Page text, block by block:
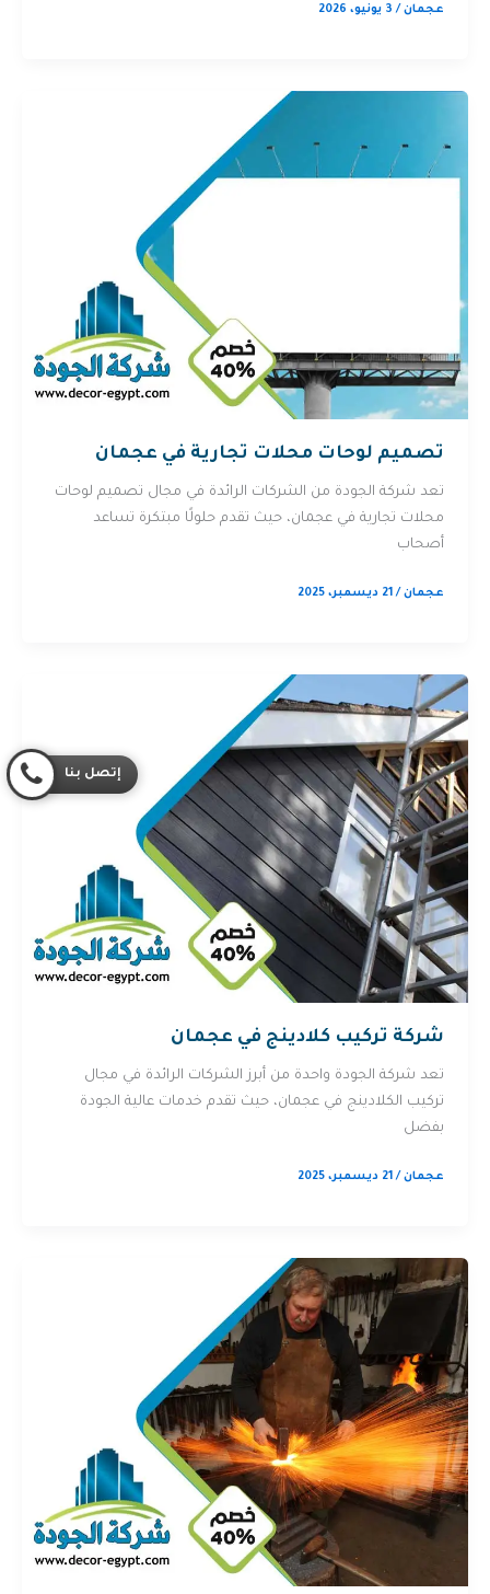
عجمان/ 3 يونيو، 2026
تصميم لوحات محلات تجارية في عجمان
تعد شركة الجودة من الشركات الرائدة في مجال تصميم لوحات
محلات تجارية في عجمان، حيث تقدم حلولًا مبتكرة تساعد
أصحاب
عجمان/21 ديسمبر، 2025
شركة تركيب كلادينج في عجمان
تعد شركة الجودة واحدة من أبرز الشركات الرائدة في مجال
تركيب الكلادينج في عجمان، حيث تقدم خدمات عالية الجودة
بفضل
عجمان/21 ديسمبر، 2025
إتصل بنا